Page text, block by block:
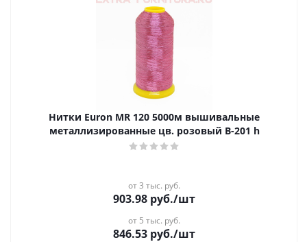
Нитки Euron MR 120 5000м вышивальные
металлизированные цв. розовый B-201 h
от 3 тыс. руб.
903.98 руб./шт
от 5 тыс. руб.
846.53 руб./шт